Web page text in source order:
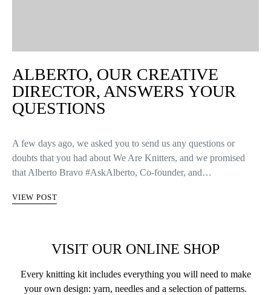
ALBERTO, OUR CREATIVE
DIRECTOR, ANSWERS YOUR
QUESTIONS
A few days ago, we asked you to send us any questions or
doubts that you had about We Are Knitters, and we promised
that Alberto Bravo #AskAlberto, Co-founder, and…
VIEW POST
VISIT OUR ONLINE SHOP
Every knitting kit includes everything you will need to make
your own design: yarn, needles and a selection of patterns.